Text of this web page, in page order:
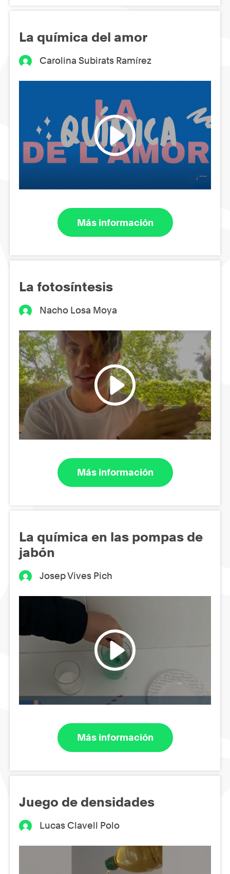
La química del amor
Carolina Subirats Ramírez
Más información
La fotosíntesis
Nacho Losa Moya
Más información
La química en las pompas de
jabón
Josep Vives Pich
Más información
Juego de densidades
Lucas Clavell Polo